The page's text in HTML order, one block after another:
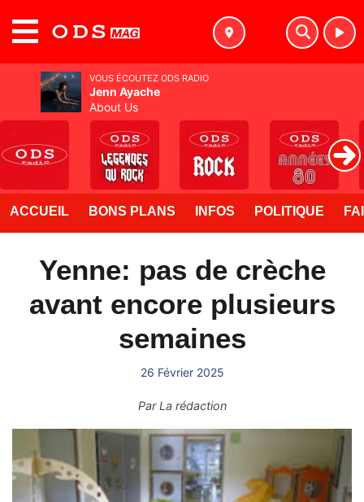
ACCUEIL BONS PLANS INFOS POLITIQUE
Yenne: pas de crèche
avant encore plusieurs
semaines
26 Février 2025
ParLa rédaction
VOUS ÉCOUTEZ ODS RADIO
Jenn Ayache
About Us